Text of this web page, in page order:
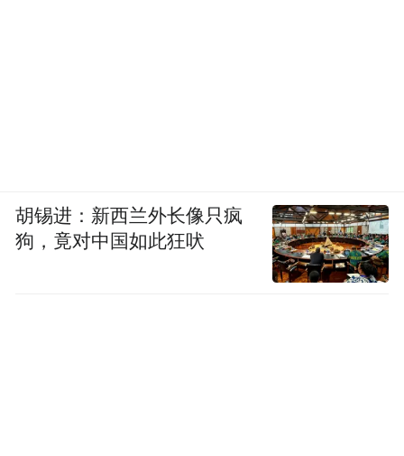
胡锡进：新西兰外长像只疯
狗，竟对中国如此狂吠